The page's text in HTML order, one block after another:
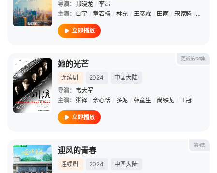
导演： 郑晓龙 / 李昂
主演： 白宇 / 章若楠 / 林允 / 王彦霖 / 田雨 / 宋家腾 / 曹征
立即播放
更新第06集
她的光芒
连续剧 2024
中国大陆
导演： 韦大军
主演： 张铎 / 余心恬 / 多妮 / 韩童生 / 尚铁龙 / 王冠
立即播放
第4集
迎风的青春
连续剧 2024
中国大陆